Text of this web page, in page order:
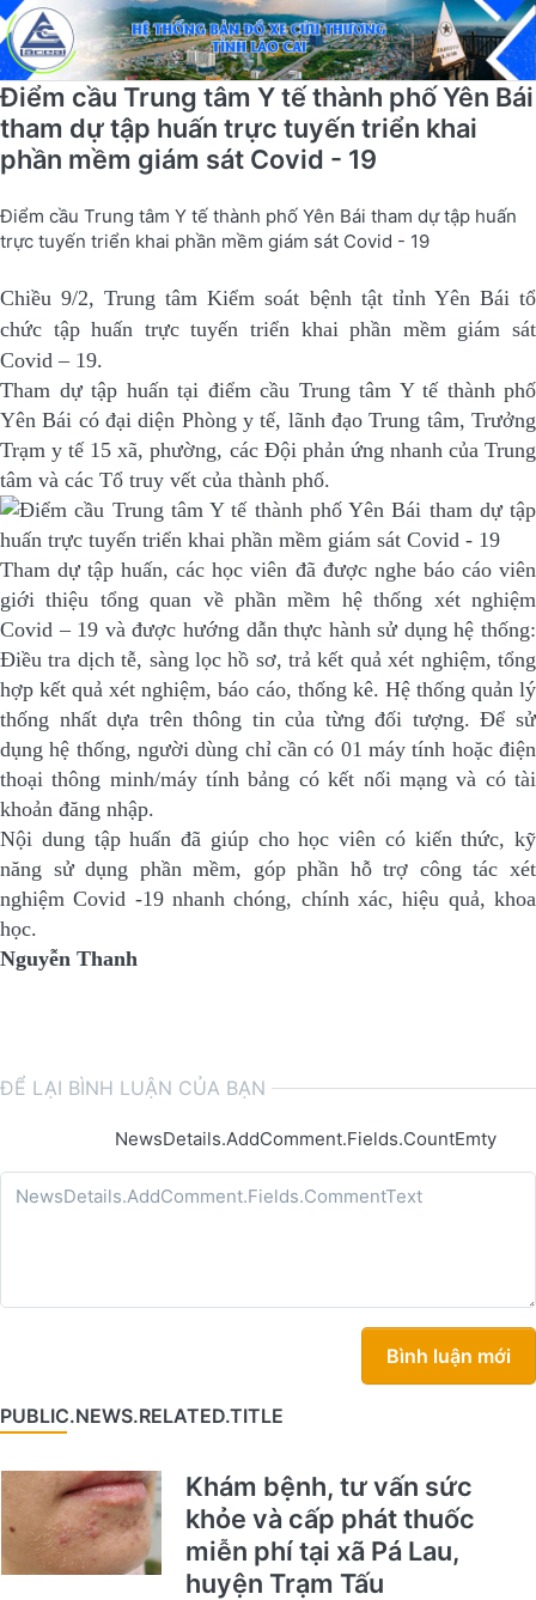
Điểm cầu Trung tâm Y tế thành phố Yên Bái
tham dự tập huấn trực tuyến triển khai
phần mềm giám sát Covid - 19
Điểm cầu Trung tâm Y tế thành phố Yên Bái tham dự tập huấn
trực tuyến triển khai phần mềm giám sát Covid - 19
Chiều 9/2, Trung tâm Kiểm soát bệnh tật tỉnh Yên Bái tổ
chức tập huấn trực tuyến triển khai phần mềm giám sát
Covid – 19.
Tham dự tập huấn tại điểm cầu Trung tâm Y tế thành phố
Yên Bái có đại diện Phòng y tế, lãnh đạo Trung tâm, Trưởng
Trạm y tế 15 xã, phường, các Đội phản ứng nhanh của Trung
tâm và các Tổ truy vết của thành phố.
Tham dự tập huấn, các học viên đã được nghe báo cáo viên
giới thiệu tổng quan về phần mềm hệ thống xét nghiệm
Covid – 19 và được hướng dẫn thực hành sử dụng hệ thống:
Điều tra dịch tễ, sàng lọc hồ sơ, trả kết quả xét nghiệm, tổng
hợp kết quả xét nghiệm, báo cáo, thống kê. Hệ thống quản lý
thống nhất dựa trên thông tin của từng đối tượng. Để sử
dụng hệ thống, người dùng chỉ cần có 01 máy tính hoặc điện
thoại thông minh/máy tính bảng có kết nối mạng và có tài
khoản đăng nhập.
Nội dung tập huấn đã giúp cho học viên có kiến thức, kỹ
năng sử dụng phần mềm, góp phần hỗ trợ công tác xét
nghiệm Covid -19 nhanh chóng, chính xác, hiệu quả, khoa
học.
Nguyễn Thanh
ĐỂ LẠI BÌNH LUẬN CỦA BẠN
NewsDetails.AddComment.Fields.CountEmty
Bình luận mới
PUBLIC.NEWS.RELATED.TITLE
Khám bệnh, tư vấn sức
khỏe và cấp phát thuốc
miễn phí tại xã Pá Lau,
huyện Trạm Tấu